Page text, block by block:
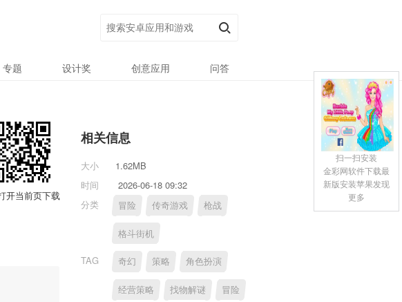
专题 设计奖 创意应用 问答
开当前页下载
相关信息
大小
1.62MB
时间
2026-06-18 09:32
分类
冒险 传奇游戏 枪战
格斗街机
TAG 奇幻 策略 角色扮演
经营策略 找物解谜 冒险
扫一扫安装
金彩网软件下载最
新版安装苹果发现
更多